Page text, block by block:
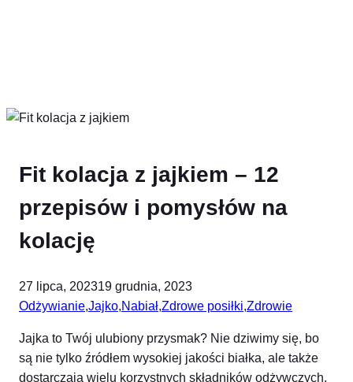
Fit kolacja z jajkiem – 12
przepisów i pomysłów na
kolację
27 lipca, 202319 grudnia, 2023
Odżywianie,Jajko,Nabiał,Zdrowe posiłki,Zdrowie
Jajka to Twój ulubiony przysmak? Nie dziwimy się, bo
są nie tylko źródłem wysokiej jakości białka, ale także
dostarczają wielu korzystnych składników odżywczych.